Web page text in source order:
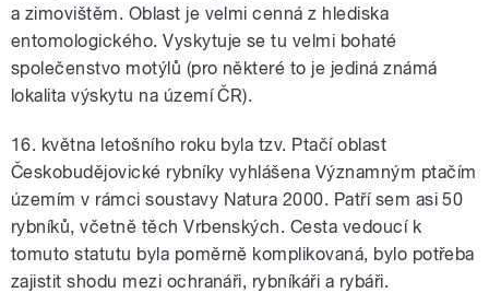
a zimovištěm. Oblast je velmi cenná z hlediska
entomologického. Vyskytuje se tu velmi bohaté
společenstvo motýlů (pro některé to je jediná známá
lokalita výskytu na území ČR).
16. května letošního roku byla tzv. Ptačí oblast
Českobudějovické rybníky vyhlášena Významným ptačím
územím v rámci soustavy Natura 2000. Patří sem asi 50
rybníků, včetně těch Vrbenských. Cesta vedoucí k
tomuto statutu byla poměrně komplikovaná, bylo potřeba
zajistit shodu mezi ochranáři, rybníkáři a rybáři.